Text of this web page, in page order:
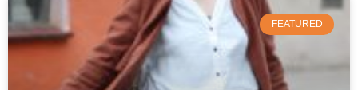
FEATURED